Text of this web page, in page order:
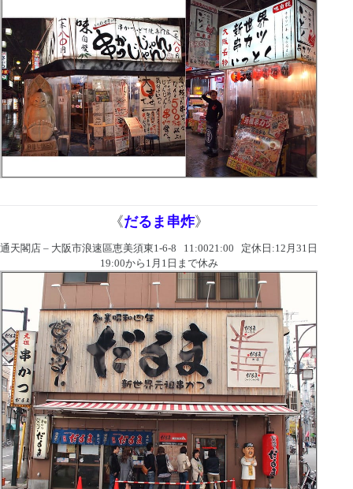
《だるま串炸》
通天閣店 – 大阪市浪速區恵美須東1-6-8 11:0021:00 定休日:12 月31 日
19:00から 1 月 1 日まで休み